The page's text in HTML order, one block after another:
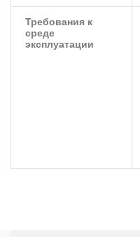
Требования к
среде
эксплуатации